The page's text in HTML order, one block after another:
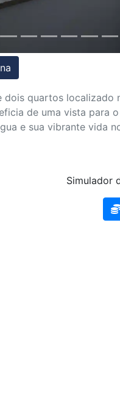
dois quartos localizado
de uma vista para
e sua vibrante vida
Simulador